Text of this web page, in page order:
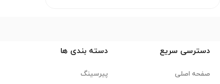
دسترسی سریع
صفحه اصلی
دسته بندی ها
پیرسینگ